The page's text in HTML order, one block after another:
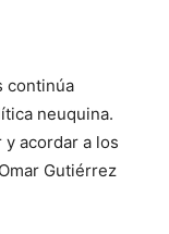
continúa
neuquina.
acordar a los
Gutiérrez